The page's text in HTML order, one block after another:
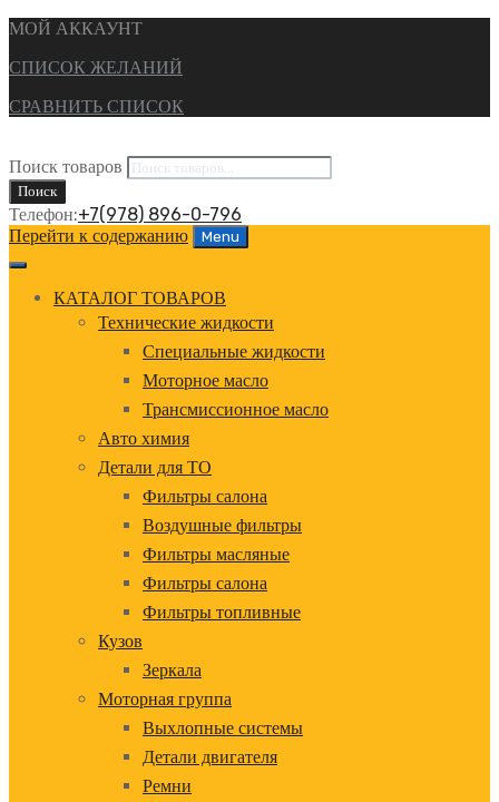
МОЙ АККАУНТ
СПИСОК ЖЕЛАНИЙ
СРАВНИТЬ СПИСОК
Поиск товаров
Поиск
Телефон:+7(978) 896-0-796
Перейти к содержанию
Menu
КАТАЛОГ ТОВАРОВ
Технические жидкости
Специальные жидкости
Моторное масло
Трансмиссионное масло
Авто химия
Детали для ТО
Фильтры салона
Воздушные фильтры
Фильтры масляные
Фильтры салона
Фильтры топливные
Кузов
Зеркала
Моторная группа
Выхлопные системы
Детали двигателя
Ремни